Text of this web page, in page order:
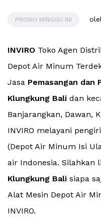
PROMO MINGGU INI
INVIRO Toko Agen
Depot Air Minum
Jasa Pemasangan dan
Klungkung Bali dan
Banjarangkan, Dawan,
INVIRO melayani
(Depot Air Minum Isi
air Indonesia. Silahkan
Klungkung Bali siapa
Alat Mesin Depot Air
INVIRO.